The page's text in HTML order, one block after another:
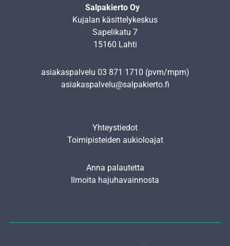
Salpakierto Oy
Kujalan käsittelykeskus
Sapelikatu 7
15160 Lahti
asiakaspalvelu 03 871 1710 (pvm/mpm)
asiakaspalvelu@salpakierto.fi
Yhteystiedot
Toimipisteiden aukioloajat
Anna palautetta
Ilmoita hajuhavainnosta